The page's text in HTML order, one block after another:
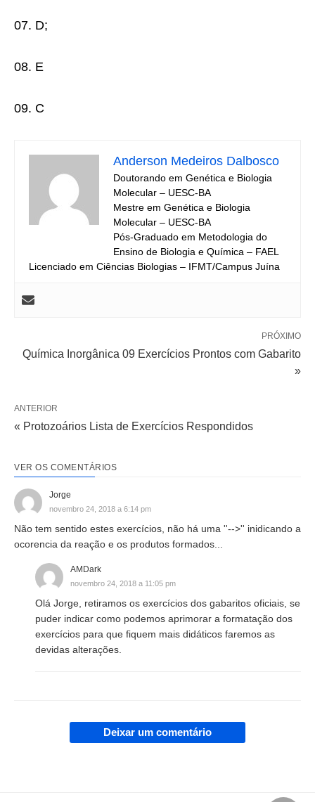
07. D;
08. E
09. C
Anderson Medeiros Dalbosco
Doutorando em Genética e Biologia
Molecular – UESC-BA
Mestre em Genética e Biologia
Molecular – UESC-BA
Pós-Graduado em Metodologia do
Ensino de Biologia e Química – FAEL
Licenciado em Ciências Biologias – IFMT/Campus Juína
PRÓXIMO
Química Inorgânica 09 Exercícios Prontos com Gabarito
»
ANTERIOR
« Protozoários Lista de Exercícios Respondidos
VER OS COMENTÁRIOS
Jorge
novembro 24, 2018 a 6:14 pm
Não tem sentido estes exercícios, não há uma ''-->'' inidicando a
ocorencia da reação e os produtos formados...
AMDark
novembro 24, 2018 a 11:05 pm
Olá Jorge, retiramos os exercícios dos gabaritos oficiais, se
puder indicar como podemos aprimorar a formatação dos
exercícios para que fiquem mais didáticos faremos as
devidas alterações.
Deixar um comentário